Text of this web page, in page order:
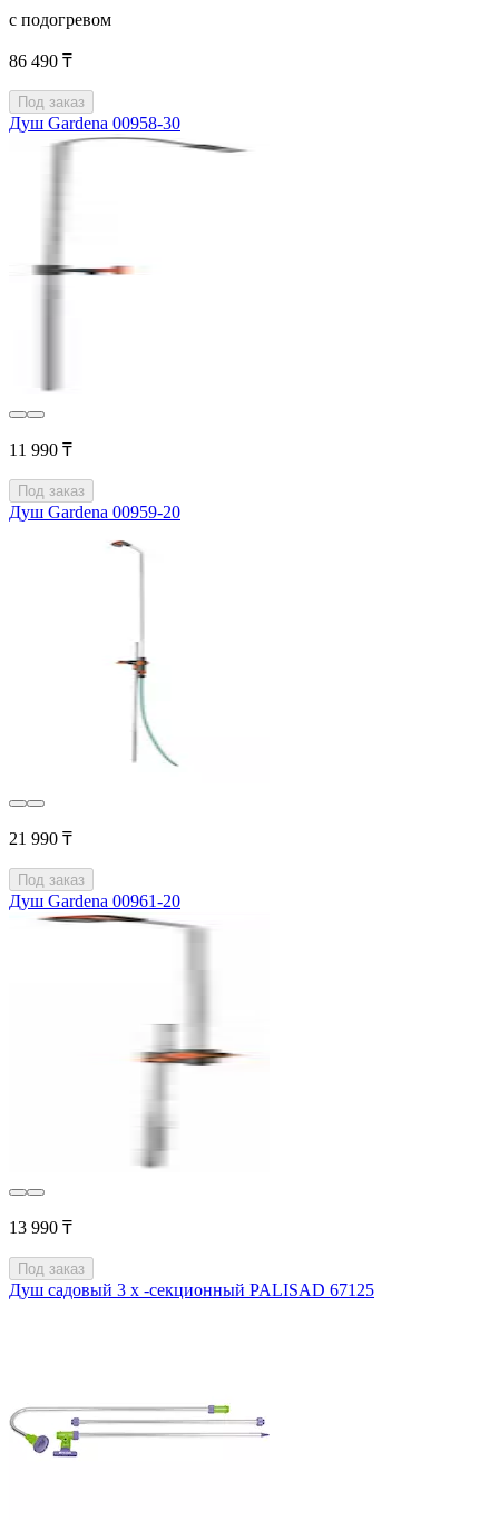
с подогревом
86 490 ₸
Под заказ
Душ Gardena 00958-30
11 990 ₸
Под заказ
Душ Gardena 00959-20
21 990 ₸
Под заказ
Душ Gardena 00961-20
13 990 ₸
Под заказ
Душ садовый 3 х -секционный PALISAD 67125